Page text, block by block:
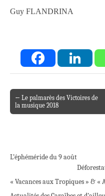
Guy FLANDRINA
Post navigation
← Le palmarès des Victoires de
la musique 2018
L’éphéméride du 9 août
« Vacances aux Tropiques » & «